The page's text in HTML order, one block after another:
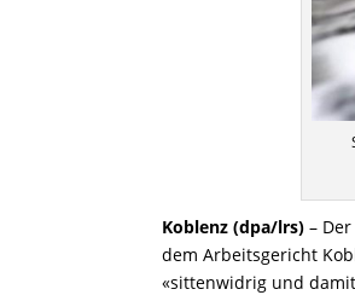
Koblenz (dpa/lrs) –
dem Arbeitsgericht
«sittenwidrig und